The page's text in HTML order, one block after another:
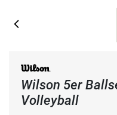
Wilson 5er
Volleyball